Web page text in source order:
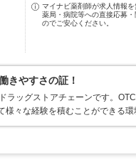
マイナビ薬剤師が求人情報を
薬局・病院等への直接応募
のでご安心ください。
きやすさの証！
ッグストアチェーンです。
様々な経験を積むことができる